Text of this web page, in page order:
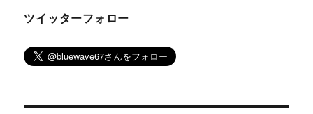
ツイッターフォロー